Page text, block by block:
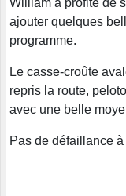
William a profité de
ajouter quelques
programme.
Le casse-croûte
repris la route,
avec une belle
Pas de défaillance